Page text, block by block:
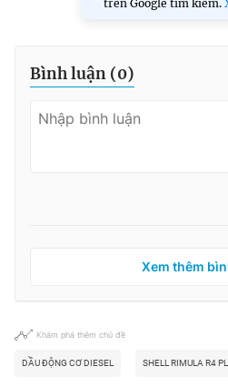
trên Google tìm kiếm.
Bình luận (0)
Xem thêm
Khám phá thêm chủ đề
DẦU ĐỘNG CƠ DIESEL SHELL RIMULA R4